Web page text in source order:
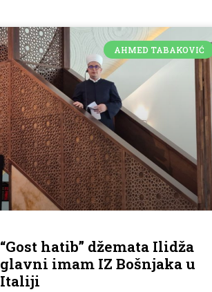
AHMED TABAKOVIĆ
“Gost hatib” džemata Ilidža
glavni imam IZ Bošnjaka u
Italiji